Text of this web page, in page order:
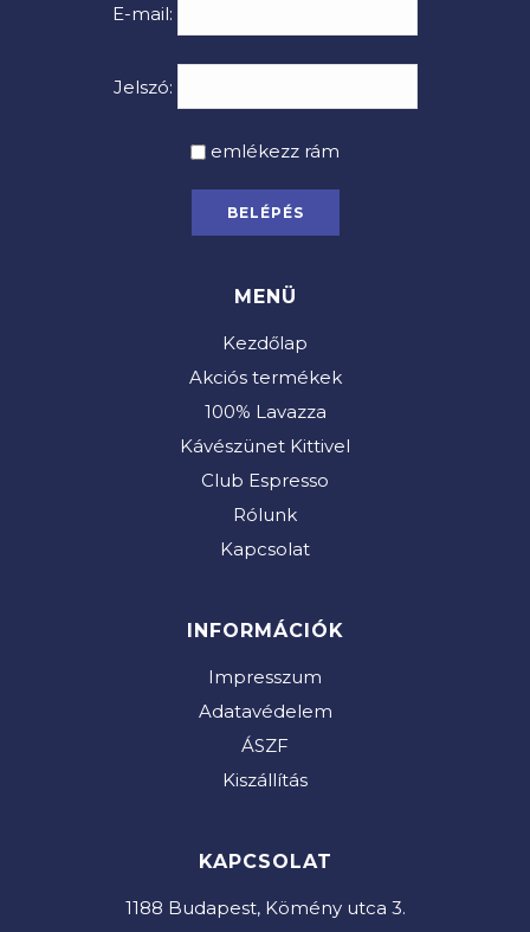
E-mail:
Jelszó:
emlékezz rám
MENÜ
Kezdőlap
Akciós termékek
100% Lavazza
Kávészünet Kittivel
Club Espresso
Rólunk
Kapcsolat
INFORMÁCIÓK
Impresszum
Adatavédelem
ÁSZF
Kiszállítás
KAPCSOLAT
1188 Budapest, Kömény utca 3.